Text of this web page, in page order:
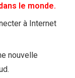
le monde.
à Internet
nouvelle